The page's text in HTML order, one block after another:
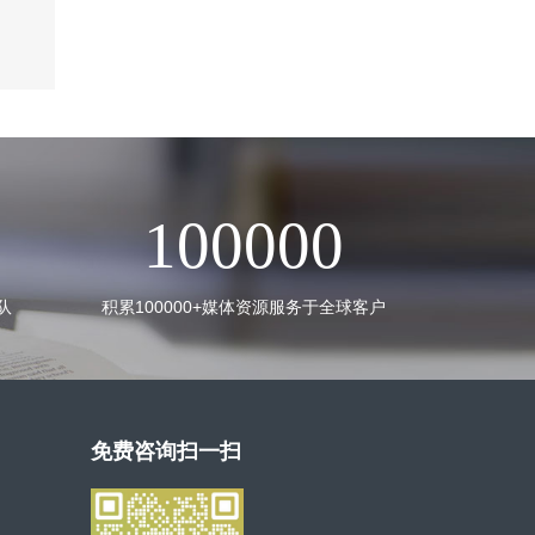
100000
积累100000+媒体资源服务于全球客户
免费咨询扫一扫